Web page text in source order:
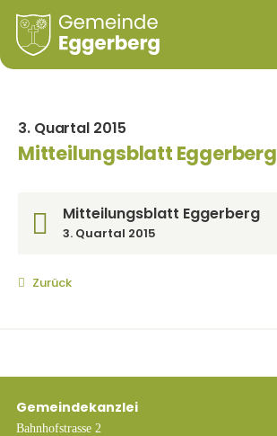
3. Quartal 2015
Mitteilungsblatt Eggerberg
Mitteilungsblatt Eggerberg
3. Quartal 2015
Zurück
Gemeindekanzlei
Bahnhofstrasse 2